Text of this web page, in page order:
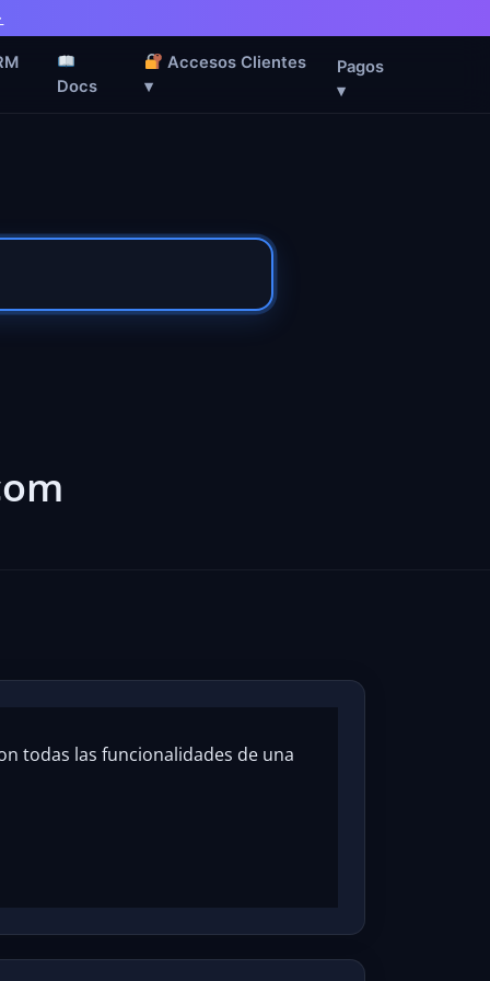
Docs
Accesos Clientes
▾
Pagos
▾
todas las funcionalidades de una